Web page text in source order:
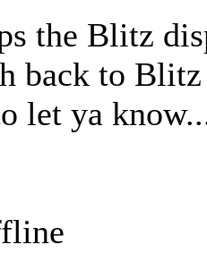
the Blitz
back to
let ya